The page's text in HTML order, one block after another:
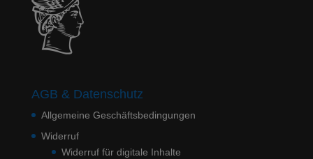
AGB & Datenschutz
Allgemeine Geschäftsbedingungen
Widerruf
Widerruf für digitale Inhalte